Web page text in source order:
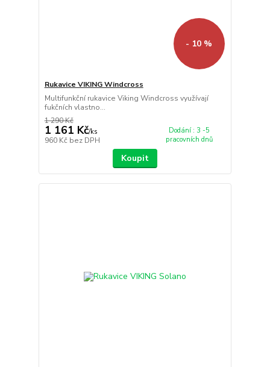
- 10 %
Rukavice VIKING Windcross
Multifunkční rukavice Viking Windcross využívají
fukčních vlastno...
1 290 Kč
1 161 Kč/ks
960 Kč bez DPH
Dodání : 3 -5
pracovních dnů
Koupit